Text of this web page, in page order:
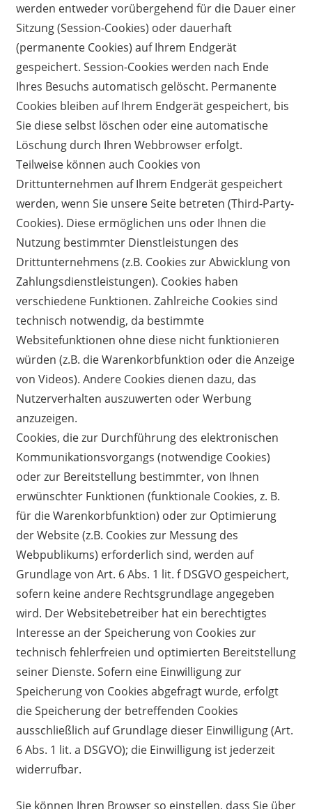
werden entweder vorübergehend für die Dauer einer
Sitzung (Session-Cookies) oder dauerhaft
(permanente Cookies) auf Ihrem Endgerät
gespeichert. Session-Cookies werden nach Ende
Ihres Besuchs automatisch gelöscht. Permanente
Cookies bleiben auf Ihrem Endgerät gespeichert, bis
Sie diese selbst löschen oder eine automatische
Löschung durch Ihren Webbrowser erfolgt.
Teilweise können auch Cookies von
Drittunternehmen auf Ihrem Endgerät gespeichert
werden, wenn Sie unsere Seite betreten (Third-Party-
Cookies). Diese ermöglichen uns oder Ihnen die
Nutzung bestimmter Dienstleistungen des
Drittunternehmens (z.B. Cookies zur Abwicklung von
Zahlungsdienstleistungen). Cookies haben
verschiedene Funktionen. Zahlreiche Cookies sind
technisch notwendig, da bestimmte
Websitefunktionen ohne diese nicht funktionieren
würden (z.B. die Warenkorbfunktion oder die Anzeige
von Videos). Andere Cookies dienen dazu, das
Nutzerverhalten auszuwerten oder Werbung
anzuzeigen.
Cookies, die zur Durchführung des elektronischen
Kommunikationsvorgangs (notwendige Cookies)
oder zur Bereitstellung bestimmter, von Ihnen
erwünschter Funktionen (funktionale Cookies, z. B.
für die Warenkorbfunktion) oder zur Optimierung
der Website (z.B. Cookies zur Messung des
Webpublikums) erforderlich sind, werden auf
Grundlage von Art. 6 Abs. 1 lit. f DSGVO gespeichert,
sofern keine andere Rechtsgrundlage angegeben
wird. Der Websitebetreiber hat ein berechtigtes
Interesse an der Speicherung von Cookies zur
technisch fehlerfreien und optimierten Bereitstellung
seiner Dienste. Sofern eine Einwilligung zur
Speicherung von Cookies abgefragt wurde, erfolgt
die Speicherung der betreffenden Cookies
ausschließlich auf Grundlage dieser Einwilligung (Art.
6 Abs. 1 lit. a DSGVO); die Einwilligung ist jederzeit
widerrufbar.
Sie können Ihren Browser so einstellen, dass Sie über